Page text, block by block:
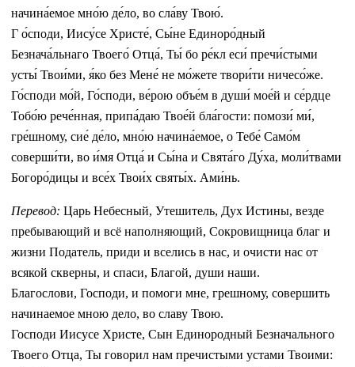
начина́емое мно́ю де́ло, во сла́ву Твою́.
Г о́споди, Иису́се Христе́, Сы́не Единоро́дный
Безнача́льнаго Твоего́ Отца́, Ты́ бо ре́кл еси́ пречи́стыми
усты́ Твои́ми, я́ко без Мене́ не мо́жете твори́ти ничесо́же.
Го́споди мо́й, Го́споди, ве́рою объе́м в души́ мое́й и се́рдце
Тобо́ю рече́нная, припа́даю Твое́й бла́гости: помози́ ми́,
гре́шному, сие́ де́ло, мно́ю начина́емое, о Тебе́ Само́м
соверши́ти, во и́мя Отца́ и Сы́на и Свята́го Ду́ха, моли́твами
Богоро́дицы и все́х Твои́х святы́х. Ами́нь.
Перевод: Царь Небесный, Утешитель, Дух Истины, везде
пребывающий и всё наполняющий, Сокровищница благ и
жизни Податель, приди и вселись в нас, и очисти нас от
всякой скверны, и спаси, Благой, души наши.
Благослови, Господи, и помоги мне, грешному, совершить
начинаемое мною дело, во славу Твою.
Господи Иисусе Христе, Сын Единородный Безначального
Твоего Отца, Ты говорил нам пречистыми устами Твоими: